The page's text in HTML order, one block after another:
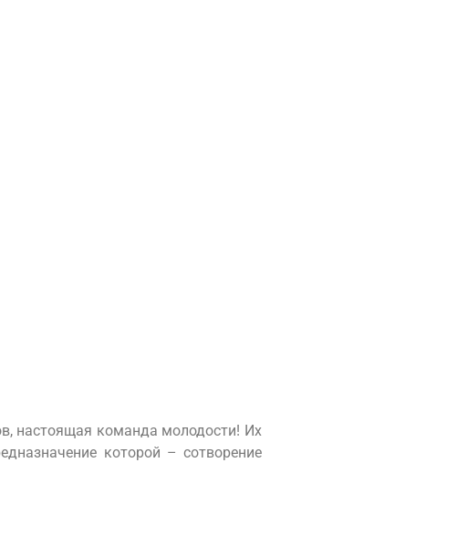
настоящая команда молодости! Их
которой – сотворение